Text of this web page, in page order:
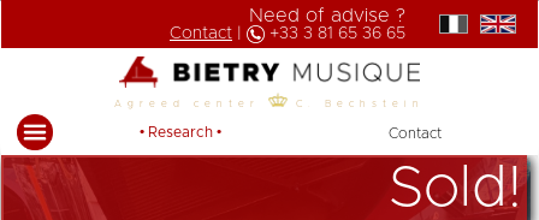
Need of advise ?
Contact +33 3 81 65 36 65
Agreed center C. Bechstein
• Research • Contact
Sold!